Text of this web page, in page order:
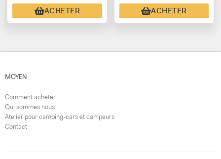
ACHETER ACHETER
MOYEN
Comment acheter
Qui sommes nous
Atelier pour camping-cars et campeurs
Contact